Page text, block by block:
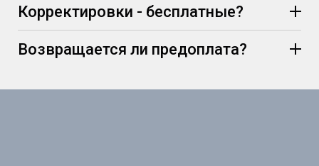
Корректировки - бесплатные?
Возвращается ли предоплата?